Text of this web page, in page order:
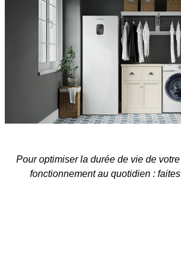
Pour optimiser la durée de vie de
fonctionnement au quotidien :